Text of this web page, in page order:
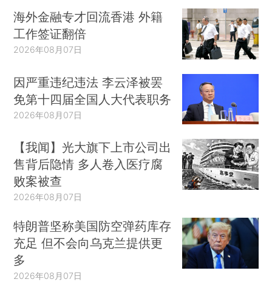
海外金融专才回流香港 外籍
工作签证翻倍
2026年08月07日
因严重违纪违法 李云泽被罢
免第十四届全国人大代表职务
2026年08月07日
【我闻】光大旗下上市公司出
售背后隐情 多人卷入医疗腐
败案被查
2026年08月07日
特朗普坚称美国防空弹药库存
充足 但不会向乌克兰提供更
多
2026年08月07日